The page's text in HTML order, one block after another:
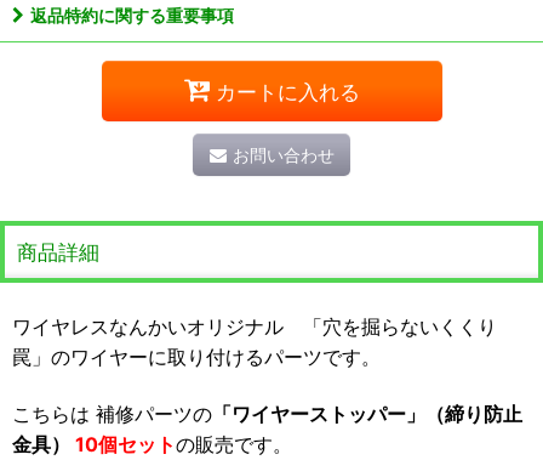
返品特約に関する重要事項
カートに入れる
お問い合わせ
商品詳細
ワイヤレスなんかいオリジナル 「穴を掘らないくくり
罠」のワイヤーに取り付けるパーツです。
こちらは 補修パーツの 「ワイヤーストッパー」（締り防止
金具）
10個セットの販売です。